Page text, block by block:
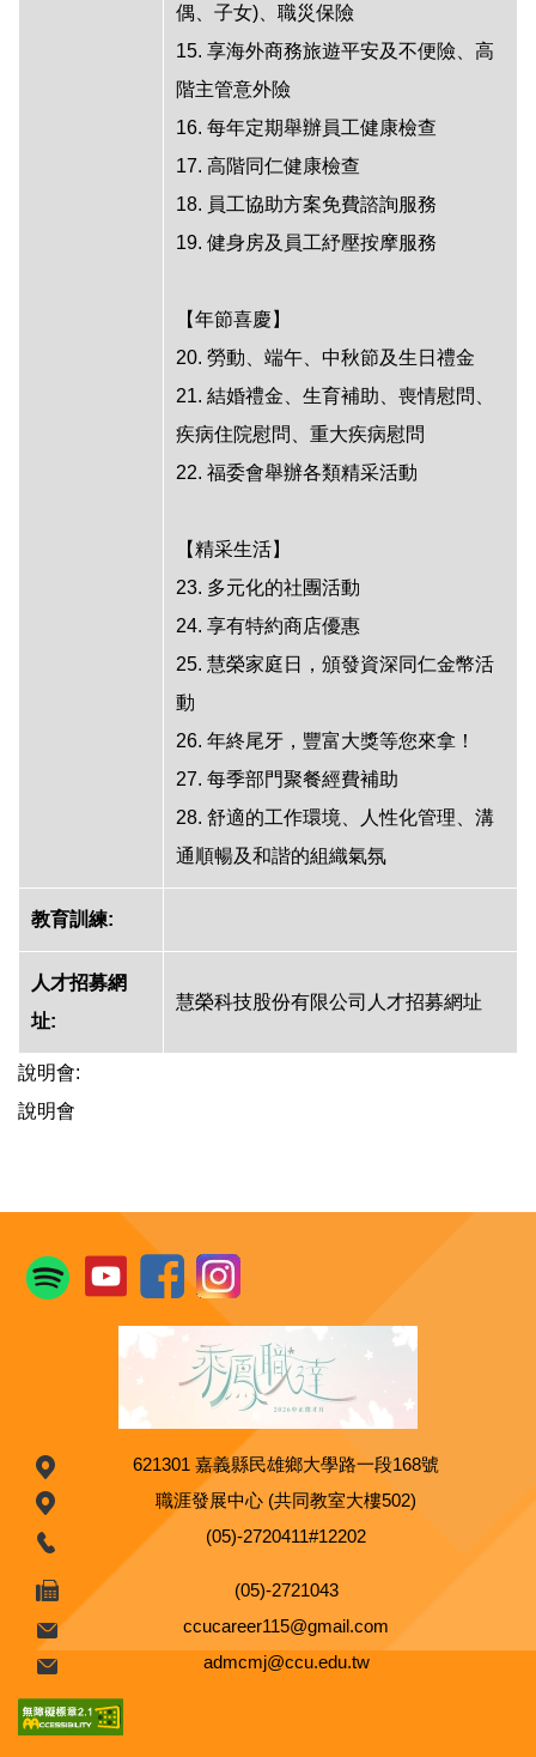
偶、子女)、職災保險
15. 享海外商務旅遊平安及不便險、高
階主管意外險
16. 每年定期舉辦員工健康檢查
17. 高階同仁健康檢查
18. 員工協助方案免費諮詢服務
19. 健身房及員工紓壓按摩服務
【年節喜慶】
20. 勞動、端午、中秋節及生日禮金
21. 結婚禮金、生育補助、喪情慰問、
疾病住院慰問、重大疾病慰問
22. 福委會舉辦各類精采活動
【精采生活】
23. 多元化的社團活動
24. 享有特約商店優惠
25. 慧榮家庭日，頒發資深同仁金幣活
動
26. 年終尾牙，豐富大獎等您來拿！
27. 每季部門聚餐經費補助
28. 舒適的工作環境、人性化管理、溝
通順暢及和諧的組織氣氛
教育訓練:
人才招募網
址:
慧榮科技股份有限公司人才招募網址
說明會:
說明會
621301 嘉義縣民雄鄉大學路一段168號
職涯發展中心 (共同教室大樓502)
(05)-2720411#12202
(05)-2721043
ccucareer115@gmail.com
admcmj@ccu.edu.tw